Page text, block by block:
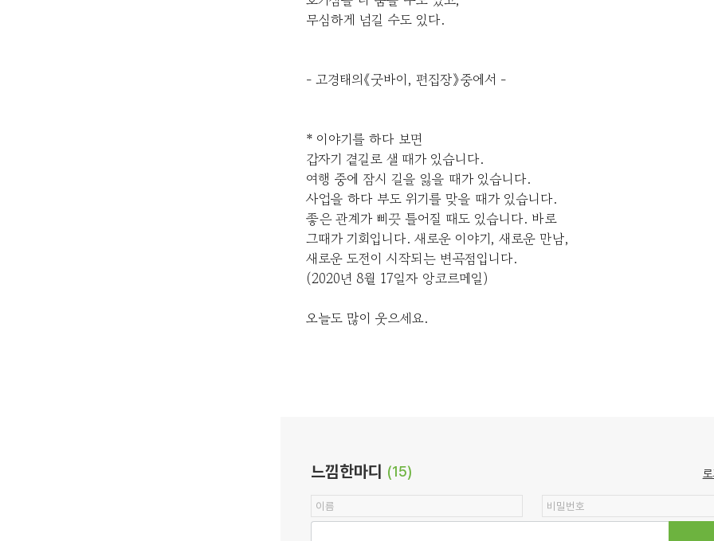
무심하게 넘길 수도 있다.
- 고경태의《굿바이, 편집장》중에서 -
* 이야기를 하다 보면
갑자기 곁길로 샐 때가 있습니다.
여행 중에 잠시 길을 잃을 때가 있습니다.
사업을 하다 부도 위기를 맞을 때가 있습니다.
좋은 관계가 삐끗 틀어질 때도 있습니다. 바로
그때가 기회입니다. 새로운 이야기, 새로운 만남,
새로운 도전이 시작되는 변곡점입니다.
(2020년 8월 17일자 앙코르메일)
오늘도 많이 웃으세요.
느낌한마디 (15)